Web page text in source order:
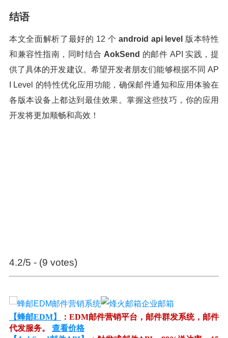
结语
本文全面解析了最好的 12 个android api level 版本特性
和兼容性指南，同时结合 AokSend 的邮件 API 实践，提
供了具体的开发建议。希望开发者朋友们能够根据不同 AP
I Level 的特性优化应用功能，确保邮件通知和应用体验在
各版本设备上都达到最佳效果。掌握这些技巧，你的应用
开发将更加顺畅和高效！
4.2/5 - (9 votes)
【蜂邮EDM】
：EDM邮件营销平台，邮件群发系统，邮件
代发服务。 查看价格